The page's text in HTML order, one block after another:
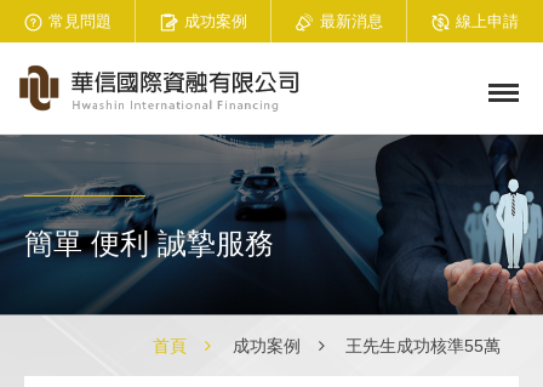
常見問題 成功案例 最新消息 線上申請
簡單 便利 誠摯服務
首頁 成功案例 王先生成功核準55萬